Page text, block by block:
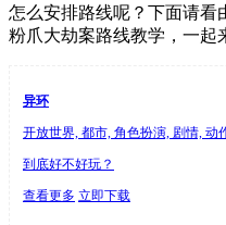
怎么安排路线呢？下面请看
粉爪大劫案路线教学，一起
异环
开放世界, 都市, 角色扮演, 剧情, 动
到底好不好玩？
查看更多 立即下载